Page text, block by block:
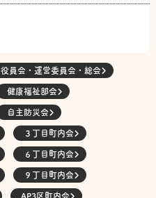
役員会・運営委員会・総会
健康福祉部会
自主防災会
３丁目町内会
６丁目町内会
９丁目町内会
AP3区町内会